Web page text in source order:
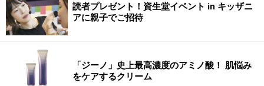
読者プレゼント！資生堂イベント in キッザニ
アに親子でご招待
「ジーノ」史上最高濃度のアミノ酸！ 肌悩み
をケアするクリーム